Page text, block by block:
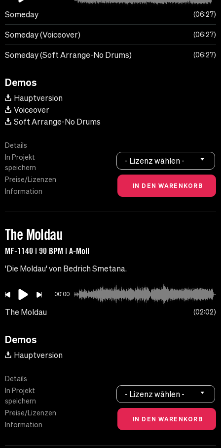
Someday 06:27
Someday (Voiceover) 06:27
Someday (Soft Arrange-No Drums) 06:27
Demos
Hauptversion
Voiceover
Soft Arrange-No Drums
Details
In Projekt
speichern
Preise/Lizenzen
Information
- Lizenz wählen -
The Moldau
MF-1140 | 90 BPM | A-Moll
'Die Moldau' von Bedrich Smetana.
00:00
The Moldau 02:02
Demos
Hauptversion
Details
In Projekt
speichern
Preise/Lizenzen
Information
- Lizenz wählen -